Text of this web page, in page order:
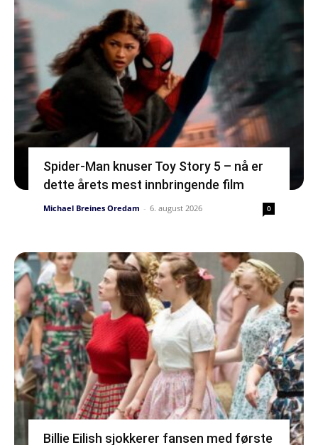
Spider-Man knuser Toy Story 5 – nå er
dette årets mest innbringende film
Michael Breines Oredam - 6. august 2026 0
Billie Eilish sjokkerer fansen med første